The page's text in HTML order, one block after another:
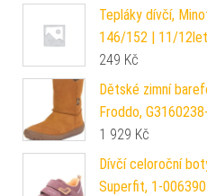
Tepláky dívčí,
146/152 | 11/12let
249 Kč
Dětské zimní
Froddo,
1 929 Kč
Dívčí celoroční
Superfit, 1-